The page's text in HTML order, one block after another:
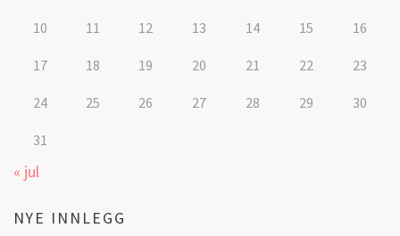
10 11 12 13 14 15 16
17 18 19 20 21 22 23
24 25 26 27 28 29 30
31
« jul
NYE INNLEGG